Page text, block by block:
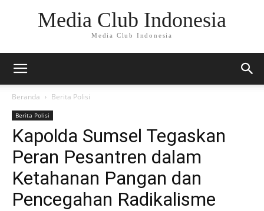
Media Club Indonesia
Media Club Indonesia
Beranda Berita Polisi
Berita Polisi
Kapolda Sumsel Tegaskan
Peran Pesantren dalam
Ketahanan Pangan dan
Pencegahan Radikalisme